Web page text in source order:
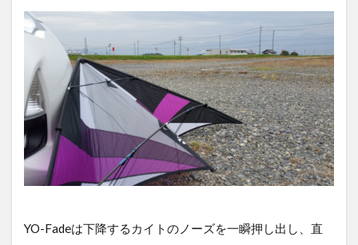
YO-Fadeは下降するカイトのノーズを一瞬押し出し、直